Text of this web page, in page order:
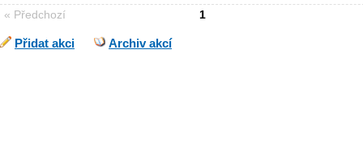
« Předchozí 1
Přidat akci Archiv akcí